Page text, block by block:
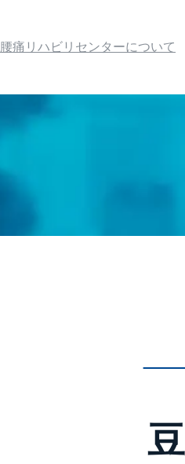
腰痛リハビリセンターについて